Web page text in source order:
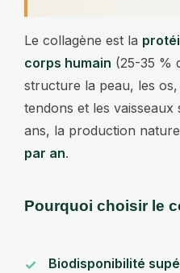
Le collagène est la
corps humain (25-35 %
structure la peau, les
tendons et les
ans, la production
par an.
Pourquoi choisir le
Biodisponibilité